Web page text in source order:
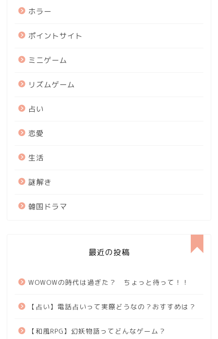
ホラー
ポイントサイト
ミニゲーム
リズムゲーム
占い
恋愛
生活
謎解き
韓国ドラマ
最近の投稿
WOWOWの時代は過ぎた？ ちょっと待って！！
【占い】電話占いって実際どうなの？おすすめは？
【和風RPG】幻妖物語ってどんなゲーム？